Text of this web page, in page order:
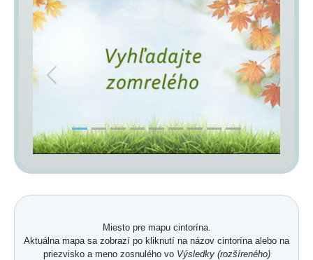
Previous Next
Miesto pre mapu cintorína.
Aktuálna mapa sa zobrazí po kliknutí na názov cintorína alebo na
priezvisko a meno zosnulého vo Výsledky (rozšíreného)